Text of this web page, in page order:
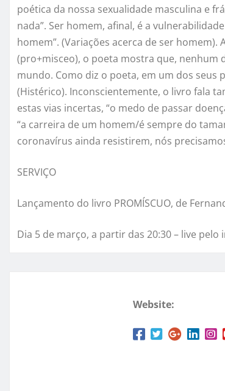
poética da nossa sexualidade masculina e
nada”. Ser homem, afinal, é a
homem”. (Variações acerca de ser
(pro+misceo), o poeta mostra que, nenhum
mundo. Como diz o poeta, em um dos seus
(Histérico). Inconscientemente, o livro fala
estas vias incertas, “o medo de passar
“a carreira de um homem/é sempre do
coronavírus ainda resistirem, nós
SERVIÇO
Lançamento do livro PROMÍSCUO, de
Dia 5 de março, a partir das 20:30 – live
Website: